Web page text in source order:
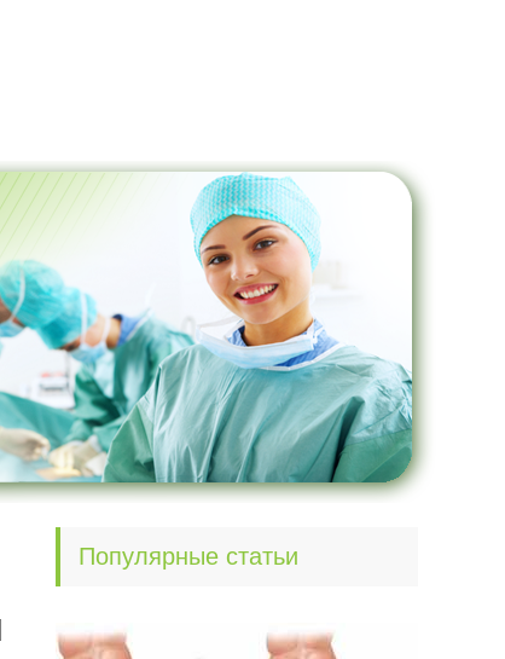
Популярные статьи